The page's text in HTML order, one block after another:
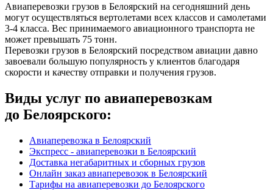
Авиаперевозки грузов в Белоярский на сегодняшний день
могут осуществляться вертолетами всех классов и самолетами
3-4 класса. Вес принимаемого авиационного транспорта не
может превышать 75 тонн.
Перевозки грузов в Белоярский посредством авиации давно
завоевали большую популярность у клиентов благодаря
скорости и качеству отправки и получения грузов.
Виды услуг по авиаперевозкам
до Белоярского:
Авиаперевозка в Белоярский
Экспресс - авиаперевозки в Белоярский
Доставка негабаритных и сборных грузов
Онлайн заказ авиаперевозок в Белоярский
Тарифы на авиаперевозки до Белоярского